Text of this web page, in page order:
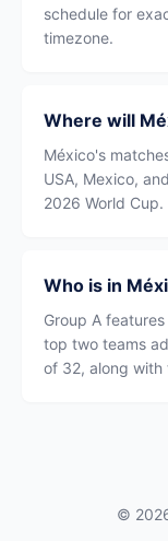
schedule for
timezone.
Where will
México's
USA, Mexico,
2026 World Cup.
Who is in
Group A
top two teams
of 32, along
©